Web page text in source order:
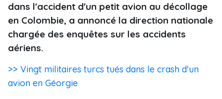
dans l'accident d'un petit avion au décollage
en Colombie, a annoncé la direction nationale
chargée des enquêtes sur les accidents
aériens.
>> Vingt militaires turcs tués dans le crash d'un
avion en Géorgie